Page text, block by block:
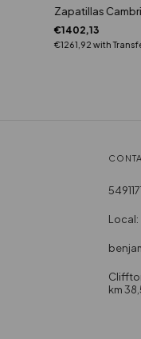
Zapatillas
€1402,13
€1261,92 with
Local:
km